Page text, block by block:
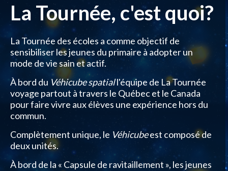
La Tournée, c'est quoi?
La Tournée des écoles a comme objectif de
sensibiliser les jeunes du primaire à adopter un
mode de vie sain et actif.
À bord du Véhicube spatiall'équipe de La Tournée
voyage partout à travers le Québec et le Canada
pour faire vivre aux élèves une expérience hors du
commun.
Complètement unique, le Véhicubeest composé de
deux unités.
À bord de la « Capsule de ravitaillement », les jeunes